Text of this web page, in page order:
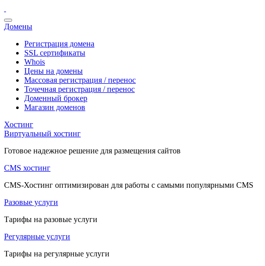
Домены
Регистрация домена
SSL сертификаты
Whois
Цены на домены
Массовая регистрация / перенос
Точечная регистрация / перенос
Доменный брокер
Магазин доменов
Хостинг
Виртуальный хостинг
Готовое надежное решение для размещения сайтов
CMS хостинг
CMS-Хостинг оптимизирован для работы с самыми популярными CMS
Разовые услуги
Тарифы на разовые услуги
Регулярные услуги
Тарифы на регулярные услуги